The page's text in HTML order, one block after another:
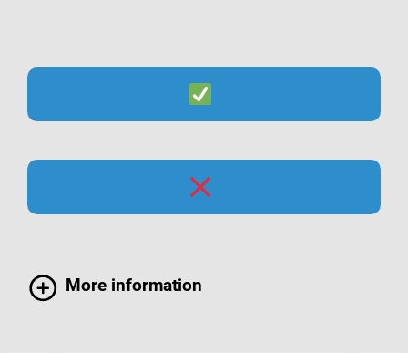
More information
Der Pneumokokken-
Impfstatus überprüfen